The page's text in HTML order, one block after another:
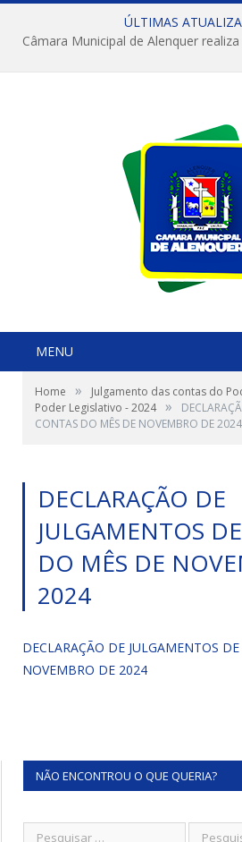
ÚLTIMAS
MENU
Home »
Julgamento das contas do
Poder Legislativo - 2024 »
CONTAS DO MÊS DE NOVEMBRO DE 2024
DECLARAÇÃO DE
JULGAMENTOS
DO MÊS DE
2024
DECLARAÇÃO DE JULGAMENTOS
NOVEMBRO DE 2024
NÃO ENCONTROU O QUE QUERIA?